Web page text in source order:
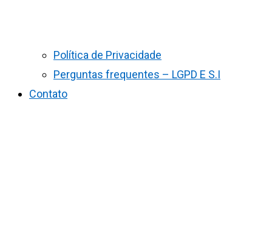
Política de Privacidade
Perguntas frequentes – LGPD E S.I
Contato